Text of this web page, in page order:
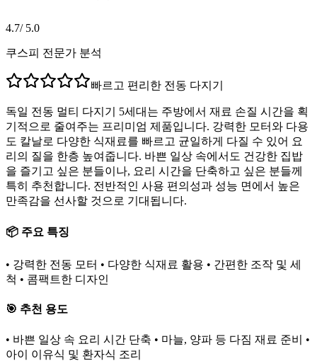
4.7/ 5.0
쿠스피 전문가 분석
빠르고 편리한 전동 다지기
독일 전동 멀티 다지기 5세대는 주방에서 재료 손질 시간을 획
기적으로 줄여주는 프리미엄 제품입니다. 강력한 모터와 다용
도 칼날로 다양한 식재료를 빠르고 균일하게 다질 수 있어 요
리의 질을 한층 높여줍니다. 바쁜 일상 속에서도 건강한 집밥
을 즐기고 싶은 분들이나, 요리 시간을 단축하고 싶은 분들께
특히 추천합니다. 전반적인 사용 편의성과 성능 면에서 높은
만족감을 선사할 것으로 기대됩니다.
📦 주요 특징
• 강력한 전동 모터 • 다양한 식재료 활용 • 간편한 조작 및 세
척 • 콤팩트한 디자인
🎯 추천 용도
• 바쁜 일상 속 요리 시간 단축 • 마늘, 양파 등 다짐 재료 준비 •
아이 이유식 및 환자식 조리